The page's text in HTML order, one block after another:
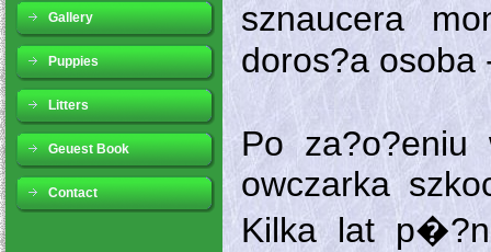
Gallery
Puppies
Litters
Geuest Book
Contact
sznaucera
doros?a osoba
Po za?o?eniu
owczarka
Kilka lat